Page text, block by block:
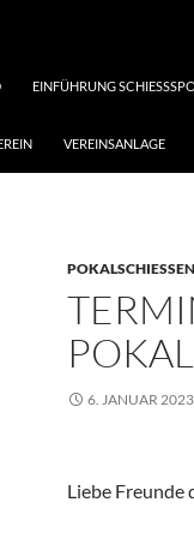
EINFÜHRUNG
VEREINSANLAGE
6. JANUAR 2023
Liebe Freunde